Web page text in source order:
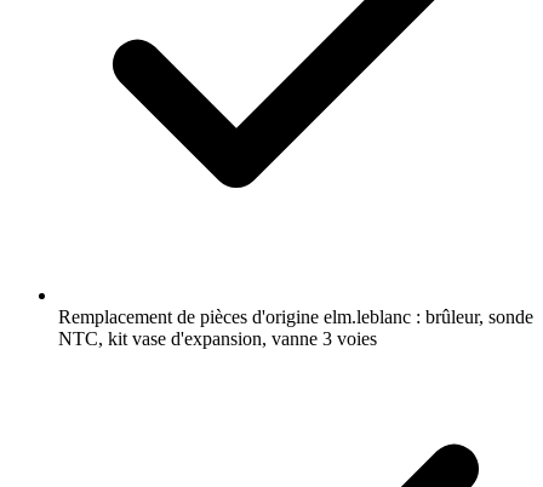
Remplacement de pièces d'origine elm.leblanc : brûleur, sonde
NTC, kit vase d'expansion, vanne 3 voies